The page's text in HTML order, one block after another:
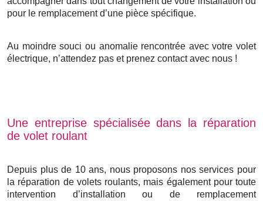
pour le remplacement d’une pièce spécifique.
Au moindre souci ou anomalie rencontrée avec votre volet
électrique, n’attendez pas et prenez contact avec nous !
Une entreprise spécialisée dans la réparation
de volet roulant
Depuis plus de 10 ans, nous proposons nos services pour
la réparation de volets roulants, mais également pour toute
intervention d’installation ou de remplacement